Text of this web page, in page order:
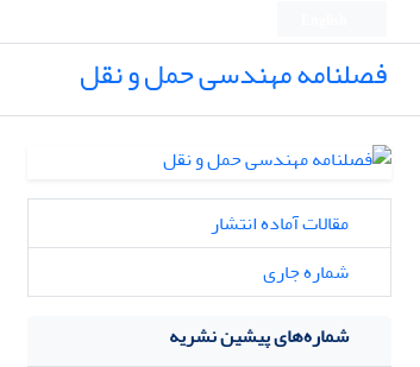
فصلنامه مهندسی حمل و نقل
مقالات آماده انتشار
شماره جاری
شماره‌های پیشین نشریه